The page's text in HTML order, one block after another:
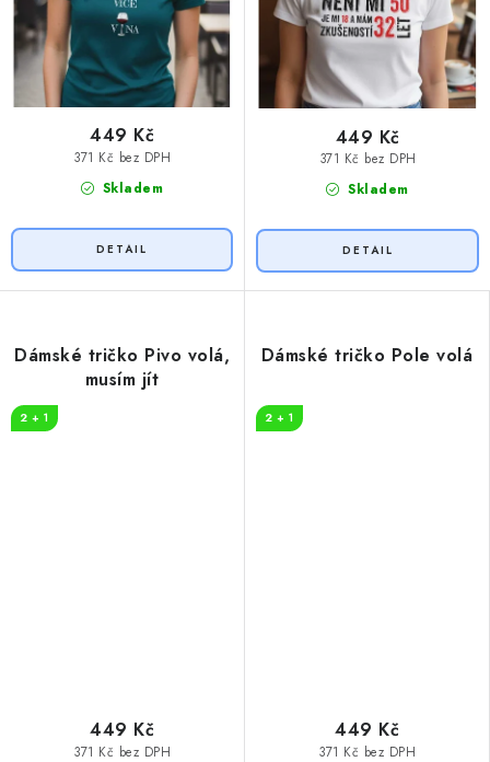
Skladem
371 Kč bez DPH
449 Kč
Skladem
371 Kč bez DPH
449 Kč
Dámské tričko Pivo volá,
musím jít
2 + 1
371 Kč bez DPH
449 Kč
Dámské tričko Pole volá
2 + 1
371 Kč bez DPH
449 Kč